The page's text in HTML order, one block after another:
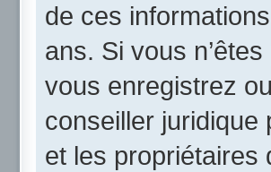
de ces
ans. Si vous
vous enregistrez
conseiller juridique
et les propriétaires